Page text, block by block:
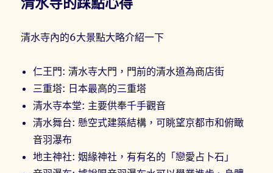
清水寺內的6大景點大略介紹一下
仁王門: 清水寺大門，門前的清水道為商店街
三重塔: 日本最高的三重塔
清水寺本堂: 主要供奉千手觀音
清水舞台: 懸空式建築結構，可眺望京都市和俯瞰
音羽瀑布
地主神社: 姻緣神社，有有名的「戀愛占卜石」